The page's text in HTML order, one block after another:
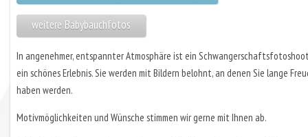
weitere Babybauchfotos
In angenehmer, entspannter Atmosphäre ist ein
ein schönes Erlebnis. Sie werden mit Bildern belohnt, an denen Sie lange
haben werden.
Motivmöglichkeiten und Wünsche stimmen wir gerne mit Ihnen ab.